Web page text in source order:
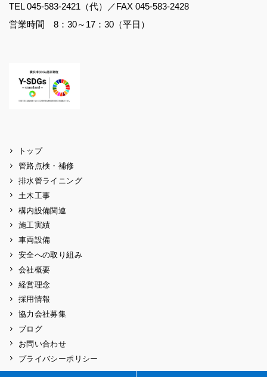
TEL 045-583-2421（代）／FAX 045-583-2428
営業時間 8：30～17：30（平日）
トップ
管路点検・補修
排水管ライニング
土木工事
構内設備関連
施工実績
車両設備
安全への取り組み
会社概要
経営理念
採用情報
協力会社募集
ブログ
お問い合わせ
プライバシーポリシー